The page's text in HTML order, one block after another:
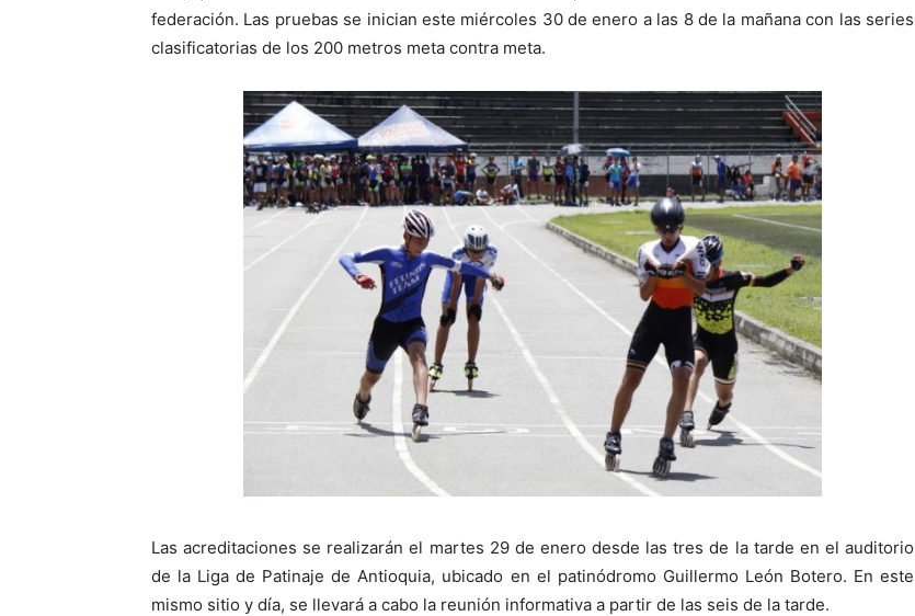
federación. Las pruebas se inician este miércoles 30 de enero a las 8 de la mañana con las series
clasificatorias de los 200 metros meta contra meta.
Las acreditaciones se realizarán el martes 29 de enero desde las tres de la tarde en el auditorio
de la Liga de Patinaje de Antioquia, ubicado en el patinódromo Guillermo León Botero. En este
mismo sitio y día, se llevará a cabo la reunión informativa a partir de las seis de la tarde.